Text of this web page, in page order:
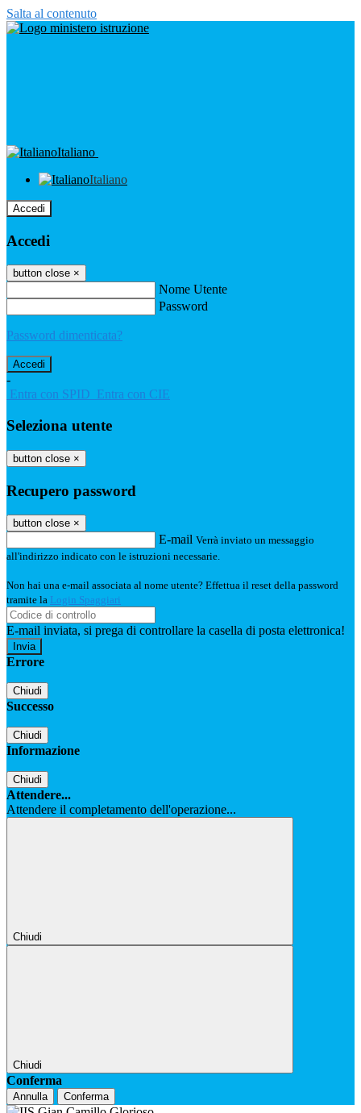
Salta al contenuto
Italiano
Italiano
Accedi
Accedi
button close ×
Nome Utente
Password
Password dimenticata?
-
Entra con SPID Entra con CIE
Seleziona utente
button close ×
Recupero password
button close ×
E-mail Verrà inviato un messaggio
all'indirizzo indicato con le istruzioni necessarie.
Non hai una e-mail associata al nome utente? Effettua il reset della password
tramite la Login Spaggiari
E-mail inviata, si prega di controllare la casella di posta elettronica!
Errore
Chiudi
Successo
Chiudi
Informazione
Chiudi
Attendere...
Attendere il completamento dell'operazione...
Chiudi
Chiudi
Conferma
Annulla Conferma